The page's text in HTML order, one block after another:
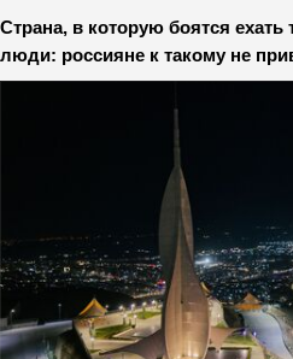
Страна, в которую боятся ехать
люди: россияне к такому не